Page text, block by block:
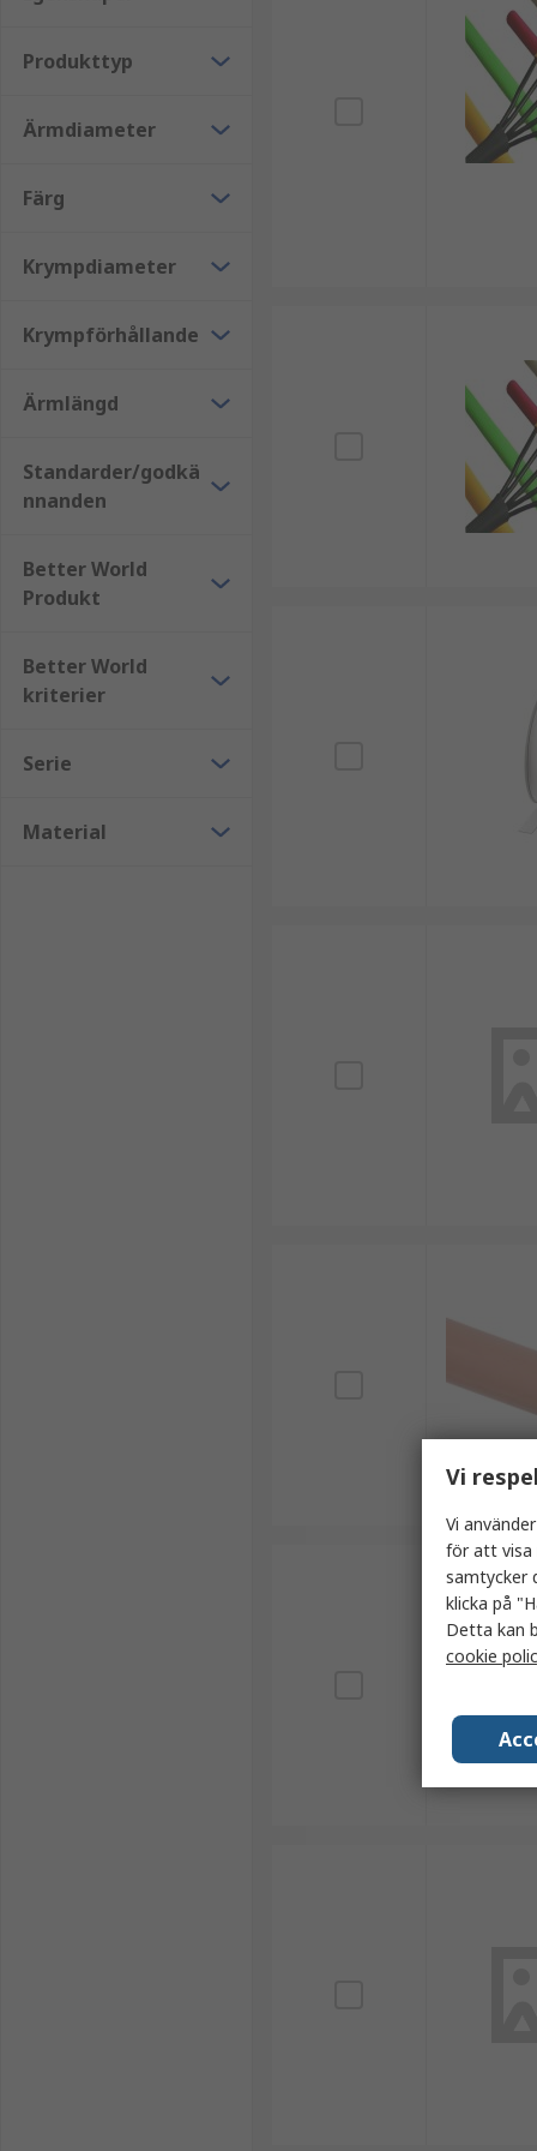
kabelhylsor
för professionella användare.
När du väljer krympslang är det viktigt att ta
Produkttyp
Ärmdiameter
Färg
Krympdiameter
Krympförhållande
Ärmlängd
Standarder/godkä
nnanden
Better World
Produkt
Better World
kriterier
Serie
Material
Vi
Vi
för att visa
samtycker
klicka på
Detta kan
cookie